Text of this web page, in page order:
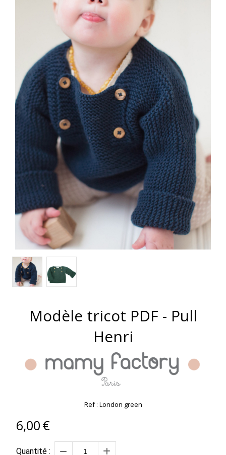
Modèle tricot PDF - Pull
Henri
Ref : London green
6,00€
Quantité :